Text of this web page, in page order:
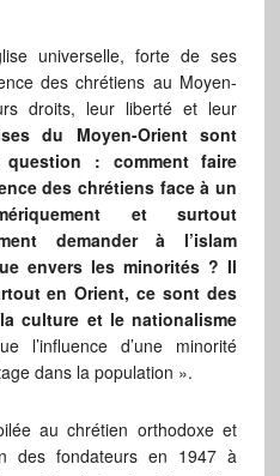
universelle, forte de ses
des chrétiens au Moyen-
droits, leur liberté et leur
du Moyen-Orient sont
: comment faire
des chrétiens face à un
et surtout
demander à l’islam
envers les minorités ? Il
en Orient, ce sont des
culture et le nationalisme
l’influence d’une minorité
dans la population ».
au chrétien orthodoxe et
des fondateurs en 1947 à